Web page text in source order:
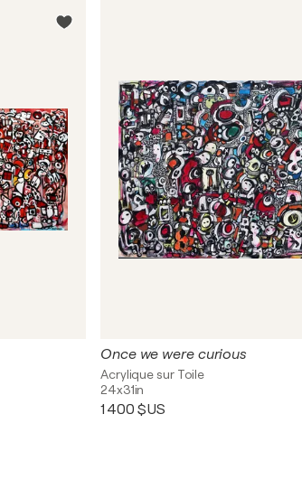
Once we were curious
Acrylique sur Toile
24x31in
1 400 $US